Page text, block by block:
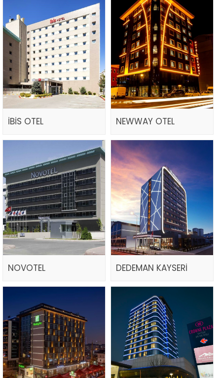
İBİS OTEL NEWWAY OTEL
NOVOTEL DEDEMAN KAYSERİ